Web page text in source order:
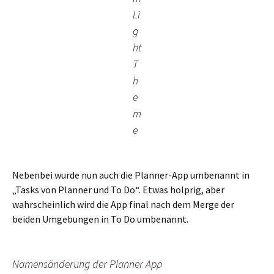
Li
g
ht
T
h
e
m
e
Nebenbei wurde nun auch die Planner-App umbenannt in
„Tasks von Planner und To Do“. Etwas holprig, aber
wahrscheinlich wird die App final nach dem Merge der
beiden Umgebungen in To Do umbenannt.
Namensänderung der Planner App